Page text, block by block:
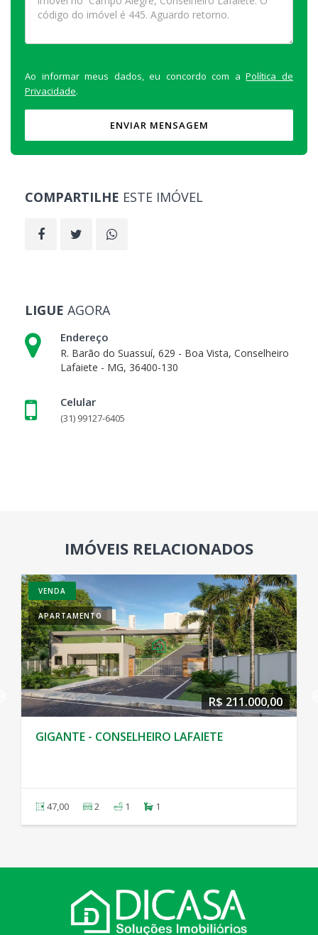
Ao informar meus dados, eu concordo com aPolítica de
Privacidade.
ENVIAR MENSAGEM
COMPARTILHE ESTE IMÓVEL
LIGUE AGORA
Endereço
R. Barão do Suassuí, 629 - Boa Vista, Conselheiro
Lafaiete - MG, 36400-130
Celular
(31) 99127-6405
IMÓVEIS RELACIONADOS
VENDA
APARTAMENTO
R$ 211.000,00
GIGANTE - CONSELHEIRO LAFAIETE
47,00 2 1 1